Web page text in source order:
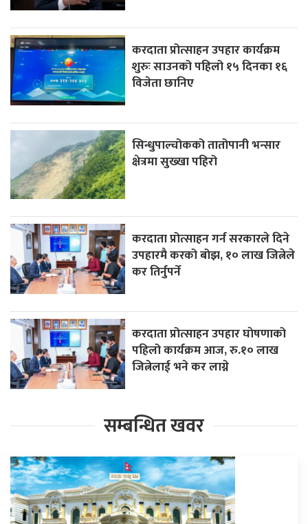
करदाता प्रोत्साहन उपहार कार्यक्रम
शुरुः साउनको पहिलो १५ दिनका १६
विजेता छानिए
सिन्धुपाल्चोकको तातोपानी भन्सार
क्षेत्रमा सुख्खा पहिरो
करदाता प्रोत्साहन गर्न सरकारले दिने
उपहारमै करको बोझ, १० लाख जित्नेले
कर तिर्नुपर्ने
करदाता प्रोत्साहन उपहार घाेषणाको
पहिलो कार्यक्रम आज, रु.१० लाख
जित्नेलाई भने कर लाग्ने
सम्बन्धित खवर